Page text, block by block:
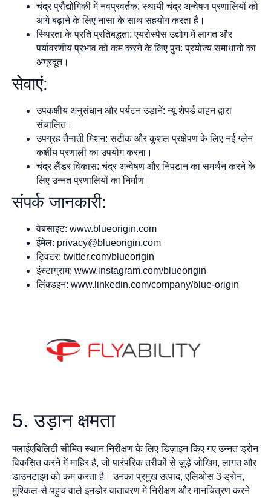
चंद्र प्रौद्योगिकी में नवप्रवर्तक: स्थायी चंद्र अन्वेषण प्रणालियों को
आगे बढ़ाने के लिए नासा के साथ सहयोग करता है।
स्थिरता के प्रति प्रतिबद्धता: एयरोस्पेस उद्योग में लागत और
पर्यावरणीय प्रभाव को कम करने के लिए पुन: प्रयोज्य समाधानों का
अग्रदूत।
सेवाएं:
उपकक्षीय अनुसंधान और पर्यटन उड़ानें: न्यू शेपर्ड वाहन द्वारा
संचालित।
उपग्रह तैनाती मिशन: सटीक और कुशल प्रक्षेपण के लिए नई ग्लेन
कक्षीय प्रणाली का उपयोग करना।
चंद्र लैंडर विकास: चंद्र अन्वेषण और निपटान का समर्थन करने के
लिए उन्नत प्रणालियों का निर्माण।
संपर्क जानकारी:
वेबसाइट: www.blueorigin.com
ईमेल: privacy@blueorigin.com
ट्विटर: twitter.com/blueorigin
इंस्टाग्राम: www.instagram.com/blueorigin
लिंक्डइन: www.linkedin.com/company/blue-origin
5. उड़ान क्षमता
फ्लाईएबिलिटी सीमित स्थान निरीक्षण के लिए डिज़ाइन किए गए उन्नत ड्रोन
विकसित करने में माहिर है, जो पारंपरिक तरीकों से जुड़े जोखिम, लागत और
डाउनटाइम को कम करता है। उनका प्रमुख उत्पाद, एलिओस 3 ड्रोन,
मुश्किल-से-पहुंच वाले इनडोर वातावरण में निरीक्षण और मानचित्रण करने